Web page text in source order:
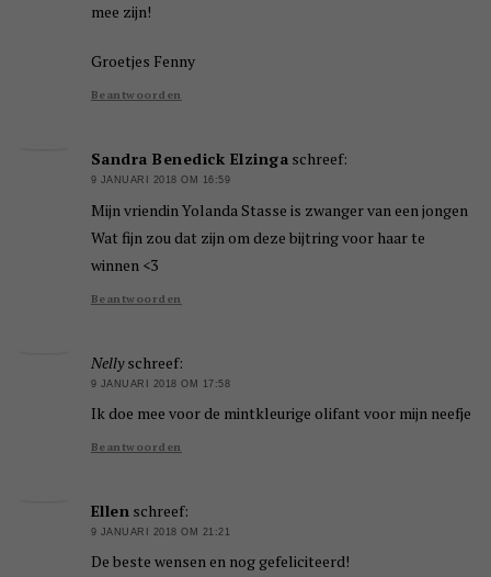
mee zijn!
Groetjes Fenny
Beantwoorden
Sandra Benedick Elzinga schreef:
9 JANUARI 2018 OM 16:59
Mijn vriendin Yolanda Stasse is zwanger van een jongen
Wat fijn zou dat zijn om deze bijtring voor haar te
winnen <3
Beantwoorden
Nelly schreef:
9 JANUARI 2018 OM 17:58
Ik doe mee voor de mintkleurige olifant voor mijn neefje
Beantwoorden
Ellen schreef:
9 JANUARI 2018 OM 21:21
De beste wensen en nog gefeliciteerd!